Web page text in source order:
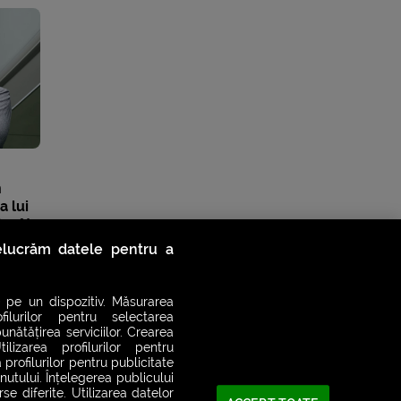
lui
datele pentru a
un dispozitiv. Măsurarea
pentru selectarea
serviciilor. Crearea
profilurilor pentru
profilurilor pentru publicitate
Înțelegerea publicului
diferite. Utilizarea datelor